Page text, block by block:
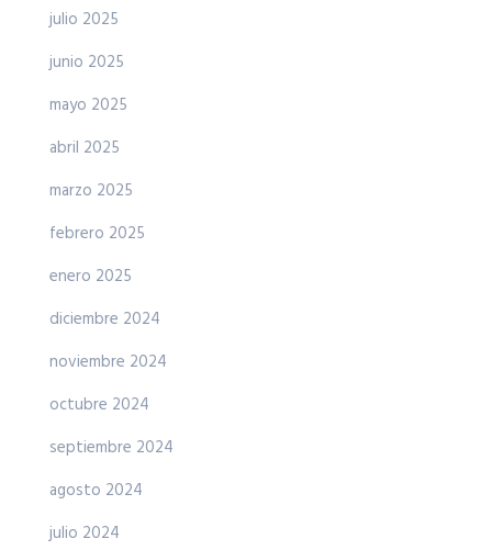
julio 2025
junio 2025
mayo 2025
abril 2025
marzo 2025
febrero 2025
enero 2025
diciembre 2024
noviembre 2024
octubre 2024
septiembre 2024
agosto 2024
julio 2024